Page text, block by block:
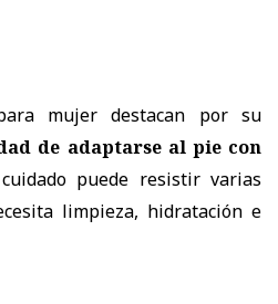
mujerdestacan por su
de adaptarse al pie con
puede resistir varias
limpieza, hidratación e